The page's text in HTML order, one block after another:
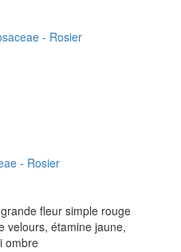
- Rosier
fleur simple rouge
velours, étamine jaune,
ombre